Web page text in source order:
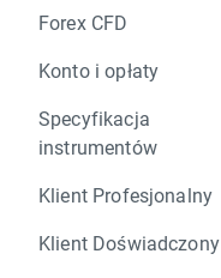
Forex CFD
Konto i opłaty
Specyfikacja
instrumentów
Klient Profesjonalny
Klient Doświadczony